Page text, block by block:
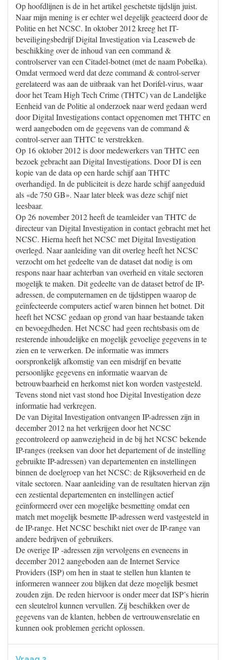
Op hoofdlijnen is de in het artikel geschetste tijdslijn juist.
Naar mijn mening is er echter wel degelijk geacteerd door de
Politie en het NCSC. In oktober 2012 kreeg het IT-
beveiligingsbedrijf Digital Investigation via Leaseweb de
beschikking over de inhoud van een command &
controlserver van een Citadel-botnet (met de naam Pobelka).
Omdat vermoed werd dat deze command & control-server
gerelateerd was aan de uitbraak van het Dorifel-virus, waar
door het Team High Tech Crime (THTC) van de Landelijke
Eenheid van de Politie al onderzoek naar werd gedaan werd
door Digital Investigations contact opgenomen met THTC en
werd aangeboden om de gegevens van de command &
control-server aan THTC te verstrekken.
Op 16 oktober 2012 is door medewerkers van THTC een
bezoek gebracht aan Digital Investigations. Door DI is een
kopie van de data op een harde schijf aan THTC
overhandigd. In de publiciteit is deze harde schijf aangeduid
als «de 750 GB». Naar later bleek was deze schijf niet
leesbaar.
Op 26 november 2012 heeft de teamleider van THTC de
directeur van Digital Investigation in contact gebracht met het
NCSC. Hierna heeft het NCSC met Digital Investigation
overlegd. Naar aanleiding van dit overleg heeft het NCSC
verzocht om het gedeelte van de dataset dat nodig is om
respons naar haar achterban van overheid en vitale sectoren
mogelijk te maken. Dit gedeelte van de dataset betrof de IP-
adressen, de computernamen en de tijdstippen waarop de
geïnfecteerde computers actief waren binnen het botnet. Dit
heeft het NCSC gedaan op grond van haar bestaande taken
en bevoegdheden. Het NCSC had geen rechtsbasis om de
resterende inhoudelijke en mogelijk gevoelige gegevens in te
zien en te verwerken. De informatie was immers
oorspronkelijk afkomstig van een misdrijf en bevatte
persoonlijke gegevens en informatie waarvan de
betrouwbaarheid en herkomst niet kon worden vastgesteld.
Tevens stond niet vast stond hoe Digital Investigation deze
informatie had verkregen.
De van Digital Investigation ontvangen IP-adressen zijn in
december 2012 na het verkrijgen door het NCSC
gecontroleerd op aanwezigheid in de bij het NCSC bekende
IP-ranges (reeksen van door het departement of de instelling
gebruikte IP-adressen) van departementen en instellingen
binnen de doelgroep van het NCSC: de Rijksoverheid en de
vitale sectoren. Naar aanleiding van de resultaten hiervan zijn
een zestiental departementen en instellingen actief
geïnformeerd over een mogelijke besmetting omdat een
match met mogelijk besmette IP-adressen werd vastgesteld in
de IP-range. Het NCSC beschikt niet over de IP-range van
andere bedrijven of gebruikers.
De overige IP -adressen zijn vervolgens en eveneens in
december 2012 aangeboden aan de Internet Service
Providers (ISP) om hen in staat te stellen hun klanten te
informeren wanneer zou blijken dat deze mogelijk besmet
zouden zijn. De reden hiervoor is onder meer dat ISP’s hierin
een sleutelrol kunnen vervullen. Zij beschikken over de
gegevens van de klanten, hebben de vertrouwensrelatie en
kunnen ook problemen gericht oplossen.